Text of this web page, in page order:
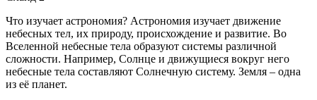
Что изучает астрономия? Астрономия изучает движение
небесных тел, их природу, происхождение и развитие. Во
Вселенной небесные тела образуют системы различной
сложности. Например, Солнце и движущиеся вокруг него
небесные тела составляют Солнечную систему. Земля – одна
из её планет.